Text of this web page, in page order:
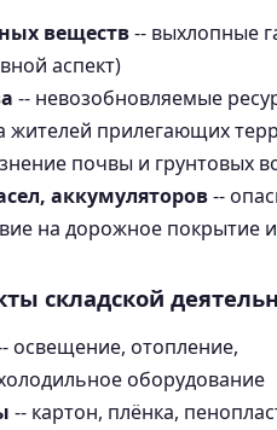
веществ-- выхлопные
аспект)
-- невозобновляемые
жителей прилегающих
почвы и грунтовых
аккумуляторов--
на дорожное покрытие
складской
освещение, отопление,
оборудование
-- картон, плёнка,